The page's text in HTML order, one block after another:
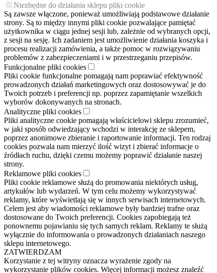
Niezbędne do działania sklepu pliki cookie
Są zawsze włączone, ponieważ umożliwiają podstawowe działanie
strony. Są to między innymi pliki cookie pozwalające pamiętać
użytkownika w ciągu jednej sesji lub, zależnie od wybranych opcji,
z sesji na sesję. Ich zadaniem jest umożliwienie działania koszyka i
procesu realizacji zamówienia, a także pomoc w rozwiązywaniu
problemów z zabezpieczeniami i w przestrzeganiu przepisów.
Funkcjonalne pliki cookies
Pliki cookie funkcjonalne pomagają nam poprawiać efektywność
prowadzonych działań marketingowych oraz dostosowywać je do
Twoich potrzeb i preferencji np. poprzez zapamiętanie wszelkich
wyborów dokonywanych na stronach.
Analityczne pliki cookies
Pliki analityczne cookie pomagają właścicielowi sklepu zrozumieć,
w jaki sposób odwiedzający wchodzi w interakcję ze sklepem,
poprzez anonimowe zbieranie i raportowanie informacji. Ten rodzaj
cookies pozwala nam mierzyć ilość wizyt i zbierać informacje o
źródłach ruchu, dzięki czemu możemy poprawić działanie naszej
strony.
Reklamowe pliki cookies
Pliki cookie reklamowe służą do promowania niektórych usług,
artykułów lub wydarzeń. W tym celu możemy wykorzystywać
reklamy, które wyświetlają się w innych serwisach internetowych.
Celem jest aby wiadomości reklamowe były bardziej trafne oraz
dostosowane do Twoich preferencji. Cookies zapobiegają też
ponownemu pojawianiu się tych samych reklam. Reklamy te służą
wyłącznie do informowania o prowadzonych działaniach naszego
sklepu internetowego.
ZATWIERDZAM
Korzystanie z tej witryny oznacza wyrażenie zgody na
wykorzystanie plików cookies. Więcej informacji możesz znaleźć